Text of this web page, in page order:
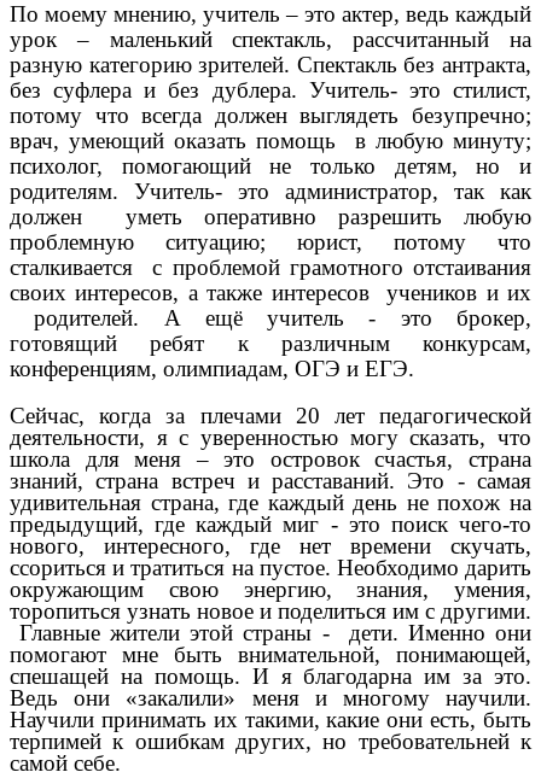
По моему мнению, учитель – это актер, ведь каждый
урок – маленький спектакль, рассчитанный на
разную категорию зрителей. Спектакль без антракта,
без суфлера и без дублера. Учитель- это стилист,
потому что всегда должен выглядеть безупречно;
врач, умеющий оказать помощь в любую минуту;
психолог, помогающий не только детям, но и
родителям. Учитель- это администратор, так как
должен уметь оперативно разрешить любую
проблемную ситуацию;
юрист, потому что
сталкивается с проблемой грамотного отстаивания
своих интересов, а также интересов учеников и их
родителей. А ещё учитель - это брокер,
готовящий
ребят к различным конкурсам,
конференциям, олимпиадам, ОГЭ и ЕГЭ.
Сейчас, когда за плечами 20 лет педагогической
деятельности, я с уверенностью могу сказать, что
школа для меня – это островок счастья, страна
знаний, страна встреч и расставаний. Это - самая
удивительная страна, где каждый день не похож на
предыдущий, где каждый миг - это поиск чего-то
нового, интересного, где нет времени скучать,
ссориться и тратиться на пустое. Необходимо дарить
окружающим свою энергию, знания, умения,
торопиться узнать новое и поделиться им с другими.
Главные жители этой страны - дети. Именно они
помогают мне быть внимательной, понимающей,
спешащей на помощь. И я благодарна им за это.
Ведь они «закалили» меня и многому научили.
Научили принимать их такими, какие они есть, быть
терпимей к ошибкам других, но требовательней к
самой себе.